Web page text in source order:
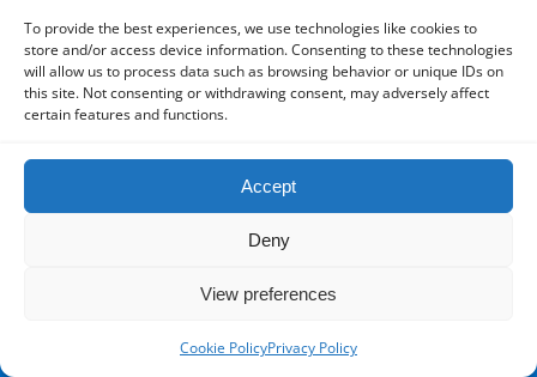
To provide the best experiences, we use technologies like cookies to
store and/or access device information. Consenting to these technologies
will allow us to process data such as browsing behavior or unique IDs on
this site. Not consenting or withdrawing consent, may adversely affect
certain features and functions.
Accept
Deny
View preferences
Cookie PolicyPrivacy Policy